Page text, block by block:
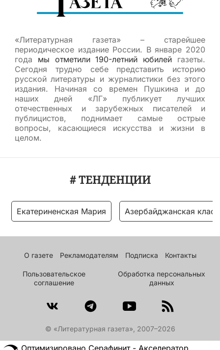
«Литературная газета» – старейшее
периодическое издание России. В январе 2020
года мы отметили 190-летний юбилей газеты.
Сегодня трудно себе представить историю
русской литературы и журналистики без этого
издания. Начиная со времен Пушкина и до
наших дней «ЛГ» публикует лучших
отечественных и зарубежных писателей и
публицистов, поднимает самые острые
вопросы, касающиеся искусства и жизни в
целом.
# ТЕНДЕНЦИИ
Екатериненская Мария Азербайджанская
О газете Рекламодателям Подписка Контакты
Пользовательское
соглашение
Обработка персональных
данных
© «Литературная газета», 2007–2026